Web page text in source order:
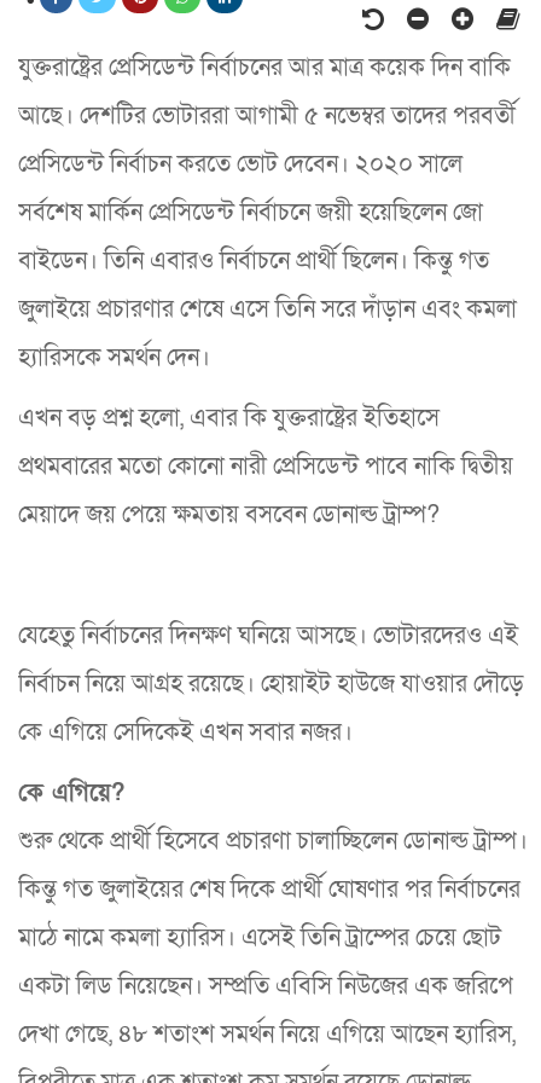
যুক্তরাষ্ট্রের প্রেসিডেন্ট নির্বাচনের আর মাত্র কয়েক দিন বাকি
আছে। দেশটির ভোটাররা আগামী ৫ নভেম্বর তাদের পরবর্তী
প্রেসিডেন্ট নির্বাচন করতে ভোট দেবেন। ২০২০ সালে
সর্বশেষ মার্কিন প্রেসিডেন্ট নির্বাচনে জয়ী হয়েছিলেন জো
বাইডেন। তিনি এবারও নির্বাচনে প্রার্থী ছিলেন। কিন্তু গত
জুলাইয়ে প্রচারণার শেষে এসে তিনি সরে দাঁড়ান এবং কমলা
হ্যারিসকে সমর্থন দেন।
এখন বড় প্রশ্ন হলো, এবার কি যুক্তরাষ্ট্রের ইতিহাসে
প্রথমবারের মতো কোনো নারী প্রেসিডেন্ট পাবে নাকি দ্বিতীয়
মেয়াদে জয় পেয়ে ক্ষমতায় বসবেন ডোনাল্ড ট্রাম্প?
যেহেতু নির্বাচনের দিনক্ষণ ঘনিয়ে আসছে। ভোটারদেরও এই
নির্বাচন নিয়ে আগ্রহ রয়েছে। হোয়াইট হাউজে যাওয়ার দৌড়ে
কে এগিয়ে সেদিকেই এখন সবার নজর।
কে এগিয়ে?
শুরু থেকে প্রার্থী হিসেবে প্রচারণা চালাচ্ছিলেন ডোনাল্ড ট্রাম্প।
কিন্তু গত জুলাইয়ের শেষ দিকে প্রার্থী ঘোষণার পর নির্বাচনের
মাঠে নামে কমলা হ্যারিস। এসেই তিনি ট্রাম্পের চেয়ে ছোট
একটা লিড নিয়েছেন। সম্প্রতি এবিসি নিউজের এক জরিপে
দেখা গেছে, ৪৮ শতাংশ সমর্থন নিয়ে এগিয়ে আছেন হ্যারিস,